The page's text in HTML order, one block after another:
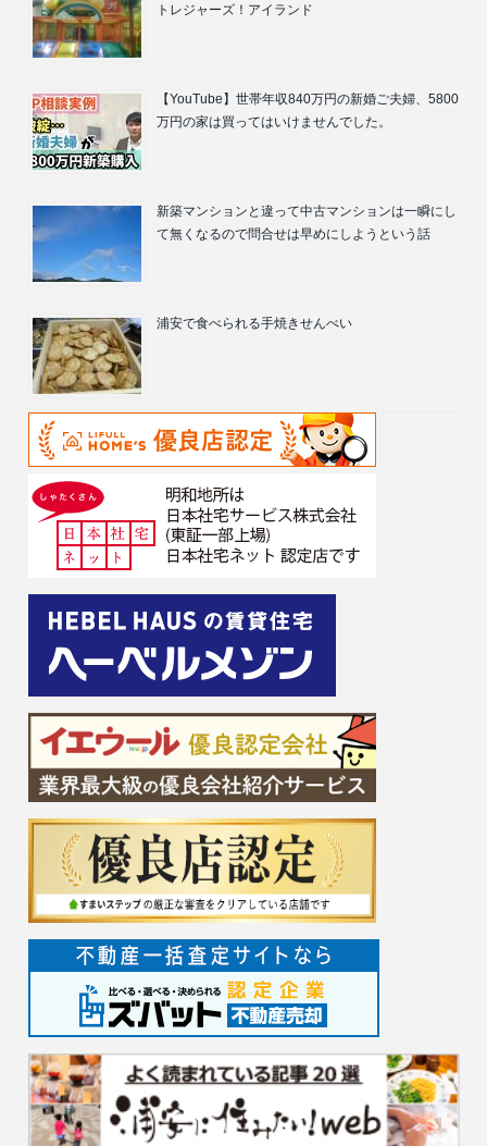
トレジャーズ！アイランド
【YouTube】世帯年収840万円の新婚ご夫婦、5800
万円の家は買ってはいけませんでした。
新築マンションと違って中古マンションは一瞬にし
て無くなるので問合せは早めにしようという話
浦安で食べられる手焼きせんべい